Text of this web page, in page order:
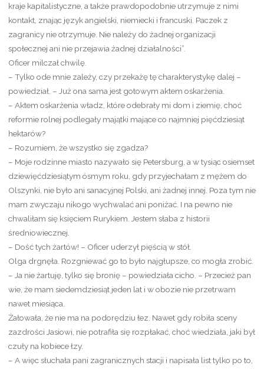
kraje kapitalistyczne, a także prawdopodobnie utrzymuje z nimi
kontakt, znając język angielski, niemiecki i francuski. Paczek z
zagranicy nie otrzymuje. Nie należy do żadnej organizacji
społecznej ani nie przejawia żadnej działalności”.
Oficer milczał chwilę.
– Tylko ode mnie zależy, czy przekażę tę charakterystykę dalej –
powiedział. – Już ona sama jest gotowym aktem oskarżenia.
– Aktem oskarżenia władz, które odebrały mi dom i ziemię, choć
reformie rolnej podlegały majątki mające co najmniej pięćdziesiąt
hektarów?
– Rozumiem, że wszystko się zgadza?
– Moje rodzinne miasto nazywało się Petersburg, a w tysiąc osiemset
dziewięćdziesiątym ósmym roku, gdy przyjechałam z mężem do
Olszynki, nie było ani sanacyjnej Polski, ani żadnej innej. Poza tym nie
mam zwyczaju nikogo wychwalać ani poniżać. I na pewno nie
chwaliłam się księciem Rurykiem. Jestem słaba z historii
średniowiecznej.
– Dość tych żartów! – Oficer uderzył pięścią w stół.
Olga drgnęła. Rozgniewać go to było najgłupsze, co mogła zrobić.
– Ja nie żartuję, tylko się bronię – powiedziała cicho. – Przecież pan
wie, że mam siedemdziesiąt jeden lat i w obozie nie przetrwam
nawet miesiąca.
Żałowała, że nie ma na podorędziu łez. Nawet gdy robiła sceny
zazdrości Jasiowi, nie potrafiła się rozpłakać, choć wiedziała, jaki był
czuły na kobiece łzy.
– A więc słuchała pani zagranicznych stacji i napisała list tylko po to,